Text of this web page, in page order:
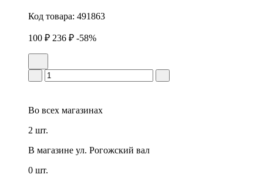
Код товара: 491863
100 ₽ 236 ₽ -58%
Во всех магазинах
2 шт.
В магазине ул. Рогожский вал
0 шт.